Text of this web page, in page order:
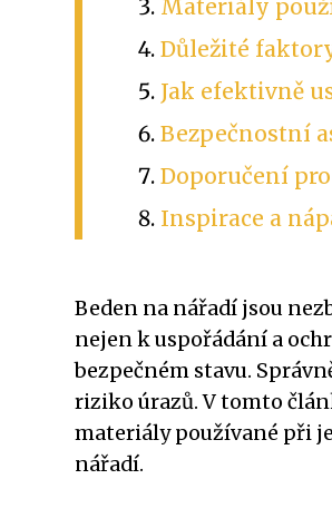
Materiály
Důležité
Jak efektivně
Bezpečnostní
Doporučení
Inspirace a
Beden na nářadí jsou
nejen k uspořádání a
bezpečném stavu.
riziko úrazů. V tomto
materiály používané při
nářadí.